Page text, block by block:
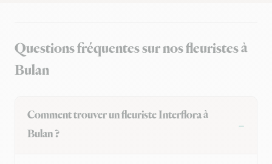
Questions fréquentes sur nos fleuristes à
Bulan
Comment trouver un fleuriste Interflora à
Bulan ?